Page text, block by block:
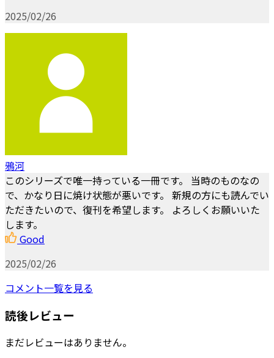
2025/02/26
鴉河
このシリーズで唯一持っている一冊です。 当時のものなの
で、かなり日に焼け状態が悪いです。 新規の方にも読んでい
ただきたいので、復刊を希望します。 よろしくお願いいた
します。
Good
2025/02/26
コメント一覧を見る
読後レビュー
まだレビューはありません。